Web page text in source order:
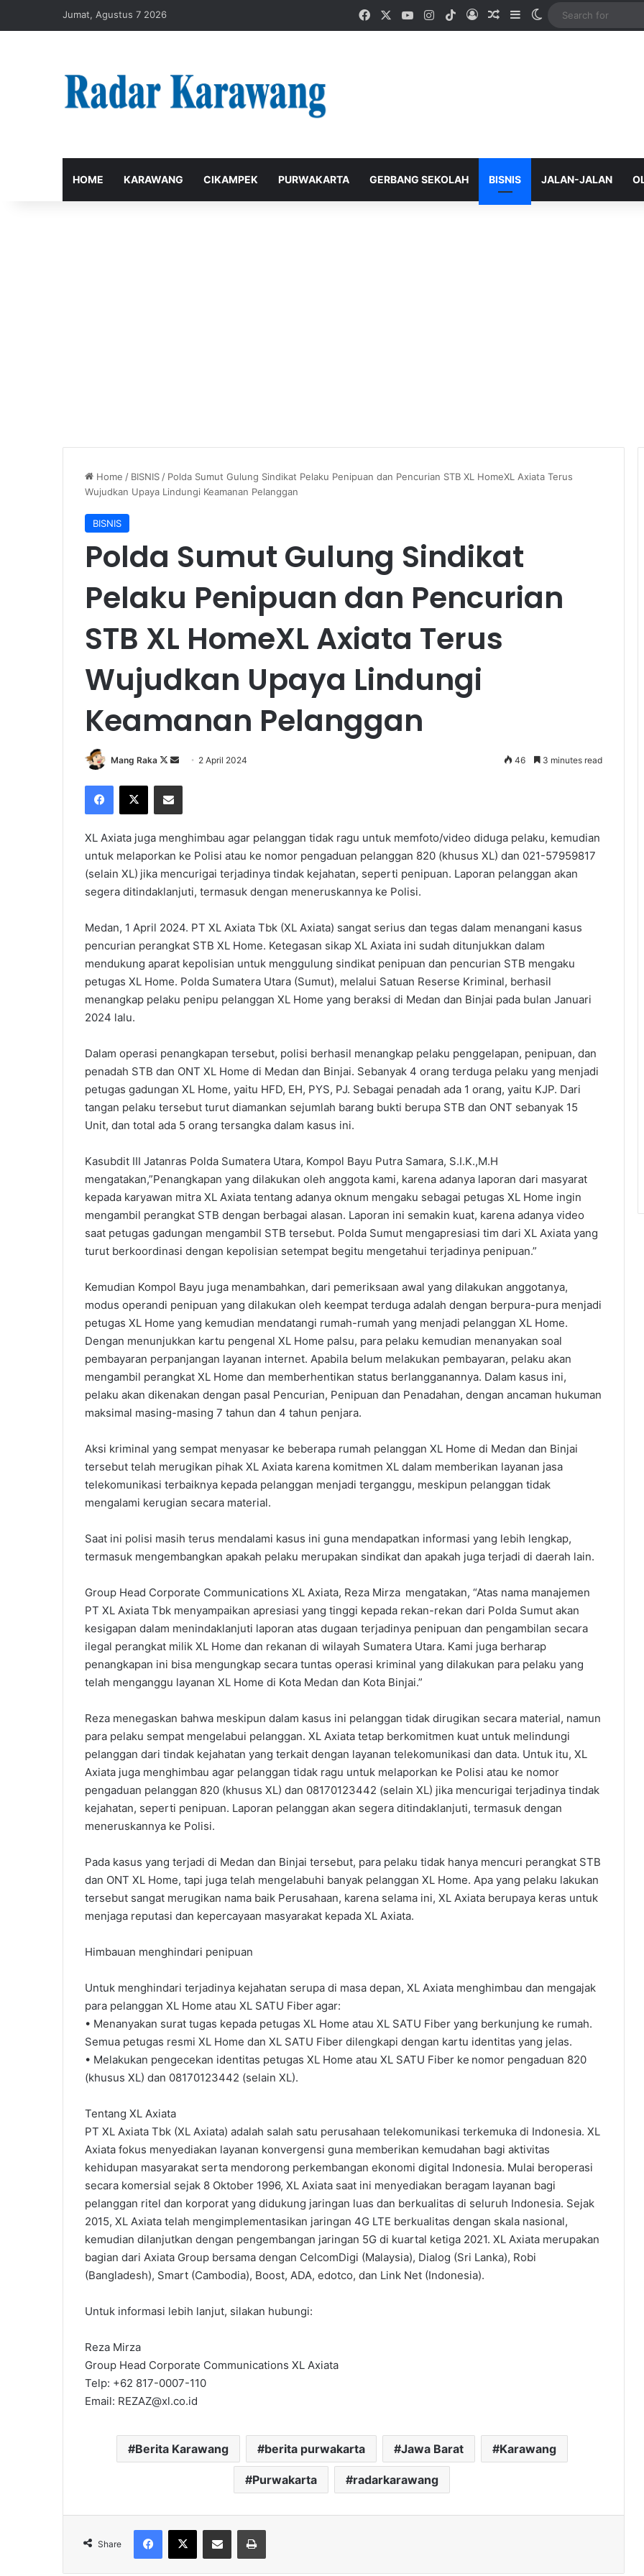
Jumat, Agustus 7 2026 FacebookYouTubeInstagram
TikTokLog InRandom Article
SidebarSwitch skin
HOME KARAWANG CIKAMPEK PURWAKARTA GERBANG SEKOLAH BISNIS JALAN-JALAN
Home / BISNIS / Polda Sumut Gulung Sindikat Pelaku Penipuan dan Pencurian STB XL HomeXL Axiata Terus
Wujudkan Upaya Lindungi Keamanan Pelanggan
BISNIS
Polda Sumut Gulung Sindikat
Pelaku Penipuan dan Pencurian
STB XL HomeXL Axiata Terus
Wujudkan Upaya Lindungi
Keamanan Pelanggan
Mang Raka
Follow
X
Send 2 April 2024 46 3 minutes read
Facebook
X Share via Email
XL Axiata juga menghimbau agar pelanggan tidak ragu untuk memfoto/video diduga pelaku, kemudian
untuk melaporkan ke Polisi atau ke nomor pengaduan pelanggan 820 (khusus XL) dan 021-57959817
(selain XL) jika mencurigai terjadinya tindak kejahatan, seperti penipuan. Laporan pelanggan akan
segera ditindaklanjuti, termasuk dengan meneruskannya ke Polisi.
Medan, 1 April 2024. PT XL Axiata Tbk (XL Axiata) sangat serius dan tegas dalam menangani kasus
pencurian perangkat STB XL Home. Ketegasan sikap XL Axiata ini sudah ditunjukkan dalam
mendukung aparat kepolisian untuk menggulung sindikat penipuan dan pencurian STB mengaku
petugas XL Home. Polda Sumatera Utara (Sumut), melalui Satuan Reserse Kriminal, berhasil
menangkap pelaku penipu pelanggan XL Home yang beraksi di Medan dan Binjai pada bulan Januari
2024 lalu.
Dalam operasi penangkapan tersebut, polisi berhasil menangkap pelaku penggelapan, penipuan, dan
penadah STB dan ONT XL Home di Medan dan Binjai. Sebanyak 4 orang terduga pelaku yang menjadi
petugas gadungan XL Home, yaitu HFD, EH, PYS, PJ. Sebagai penadah ada 1 orang, yaitu KJP. Dari
tangan pelaku tersebut turut diamankan sejumlah barang bukti berupa STB dan ONT sebanyak 15
Unit, dan total ada 5 orang tersangka dalam kasus ini.
Kasubdit III Jatanras Polda Sumatera Utara, Kompol Bayu Putra Samara, S.I.K.,M.H
mengatakan,”Penangkapan yang dilakukan oleh anggota kami, karena adanya laporan dari masyarat
kepada karyawan mitra XL Axiata tentang adanya oknum mengaku sebagai petugas XL Home ingin
mengambil perangkat STB dengan berbagai alasan. Laporan ini semakin kuat, karena adanya video
saat petugas gadungan mengambil STB tersebut. Polda Sumut mengapresiasi tim dari XL Axiata yang
turut berkoordinasi dengan kepolisian setempat begitu mengetahui terjadinya penipuan.”
Kemudian Kompol Bayu juga menambahkan, dari pemeriksaan awal yang dilakukan anggotanya,
modus operandi penipuan yang dilakukan oleh keempat terduga adalah dengan berpura-pura menjadi
petugas XL Home yang kemudian mendatangi rumah-rumah yang menjadi pelanggan XL Home.
Dengan menunjukkan kartu pengenal XL Home palsu, para pelaku kemudian menanyakan soal
pembayaran perpanjangan layanan internet. Apabila belum melakukan pembayaran, pelaku akan
mengambil perangkat XL Home dan memberhentikan status berlangganannya. Dalam kasus ini,
pelaku akan dikenakan dengan pasal Pencurian, Penipuan dan Penadahan, dengan ancaman hukuman
maksimal masing-masing 7 tahun dan 4 tahun penjara.
Aksi kriminal yang sempat menyasar ke beberapa rumah pelanggan XL Home di Medan dan Binjai
tersebut telah merugikan pihak XL Axiata karena komitmen XL dalam memberikan layanan jasa
telekomunikasi terbaiknya kepada pelanggan menjadi terganggu, meskipun pelanggan tidak
mengalami kerugian secara material.
Saat ini polisi masih terus mendalami kasus ini guna mendapatkan informasi yang lebih lengkap,
termasuk mengembangkan apakah pelaku merupakan sindikat dan apakah juga terjadi di daerah lain.
Group Head Corporate Communications XL Axiata, Reza Mirza mengatakan, “Atas nama manajemen
PT XL Axiata Tbk menyampaikan apresiasi yang tinggi kepada rekan-rekan dari Polda Sumut akan
kesigapan dalam menindaklanjuti laporan atas dugaan terjadinya penipuan dan pengambilan secara
ilegal perangkat milik XL Home dan rekanan di wilayah Sumatera Utara. Kami juga berharap
penangkapan ini bisa mengungkap secara tuntas operasi kriminal yang dilakukan para pelaku yang
telah menganggu layanan XL Home di Kota Medan dan Kota Binjai.”
Reza menegaskan bahwa meskipun dalam kasus ini pelanggan tidak dirugikan secara material, namun
para pelaku sempat mengelabui pelanggan. XL Axiata tetap berkomitmen kuat untuk melindungi
pelanggan dari tindak kejahatan yang terkait dengan layanan telekomunikasi dan data. Untuk itu, XL
Axiata juga menghimbau agar pelanggan tidak ragu untuk melaporkan ke Polisi atau ke nomor
pengaduan pelanggan 820 (khusus XL) dan 08170123442 (selain XL) jika mencurigai terjadinya tindak
kejahatan, seperti penipuan. Laporan pelanggan akan segera ditindaklanjuti, termasuk dengan
meneruskannya ke Polisi.
Pada kasus yang terjadi di Medan dan Binjai tersebut, para pelaku tidak hanya mencuri perangkat STB
dan ONT XL Home, tapi juga telah mengelabuhi banyak pelanggan XL Home. Apa yang pelaku lakukan
tersebut sangat merugikan nama baik Perusahaan, karena selama ini, XL Axiata berupaya keras untuk
menjaga reputasi dan kepercayaan masyarakat kepada XL Axiata.
Himbauan menghindari penipuan
Untuk menghindari terjadinya kejahatan serupa di masa depan, XL Axiata menghimbau dan mengajak
para pelanggan XL Home atau XL SATU Fiber agar:
• Menanyakan surat tugas kepada petugas XL Home atau XL SATU Fiber yang berkunjung ke rumah.
Semua petugas resmi XL Home dan XL SATU Fiber dilengkapi dengan kartu identitas yang jelas.
• Melakukan pengecekan identitas petugas XL Home atau XL SATU Fiber ke nomor pengaduan 820
(khusus XL) dan 08170123442 (selain XL).
Tentang XL Axiata
PT XL Axiata Tbk (XL Axiata) adalah salah satu perusahaan telekomunikasi terkemuka di Indonesia. XL
Axiata fokus menyediakan layanan konvergensi guna memberikan kemudahan bagi aktivitas
kehidupan masyarakat serta mendorong perkembangan ekonomi digital Indonesia. Mulai beroperasi
secara komersial sejak 8 Oktober 1996, XL Axiata saat ini menyediakan beragam layanan bagi
pelanggan ritel dan korporat yang didukung jaringan luas dan berkualitas di seluruh Indonesia. Sejak
2015, XL Axiata telah mengimplementasikan jaringan 4G LTE berkualitas dengan skala nasional,
kemudian dilanjutkan dengan pengembangan jaringan 5G di kuartal ketiga 2021. XL Axiata merupakan
bagian dari Axiata Group bersama dengan CelcomDigi (Malaysia), Dialog (Sri Lanka), Robi
(Bangladesh), Smart (Cambodia), Boost, ADA, edotco, dan Link Net (Indonesia).
Untuk informasi lebih lanjut, silakan hubungi:
Reza Mirza
Group Head Corporate Communications XL Axiata
Telp: +62 817-0007-110
Email: REZAZ@xl.co.id
Berita Karawang berita purwakarta Jawa Barat Karawang
Purwakarta radarkarawang
Share
Facebook
X Share via Email Print